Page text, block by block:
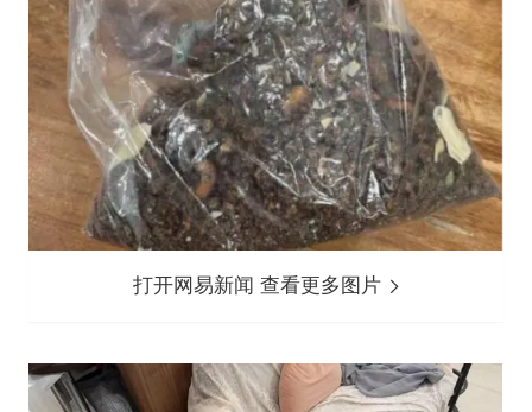
打开网易新闻 查看更多图片